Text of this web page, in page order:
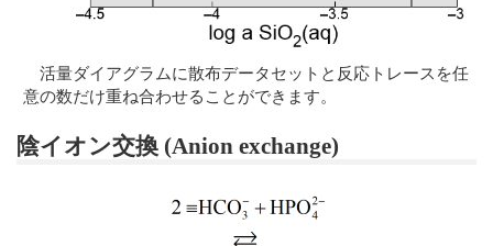
活量ダイアグラムに散布データセットと反応トレースを任
意の数だけ重ね合わせることができます。
陰イオン交換 (Anion exchange)